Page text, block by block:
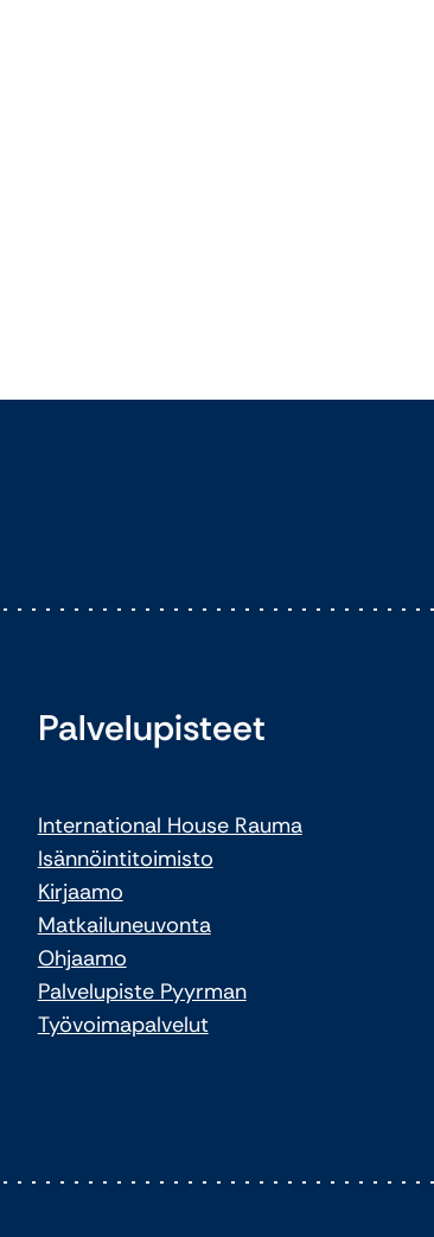
Palvelupisteet
International House Rauma
Isännöintitoimisto
Kirjaamo
Matkailuneuvonta
Ohjaamo
Palvelupiste Pyyrman
Työvoimapalvelut